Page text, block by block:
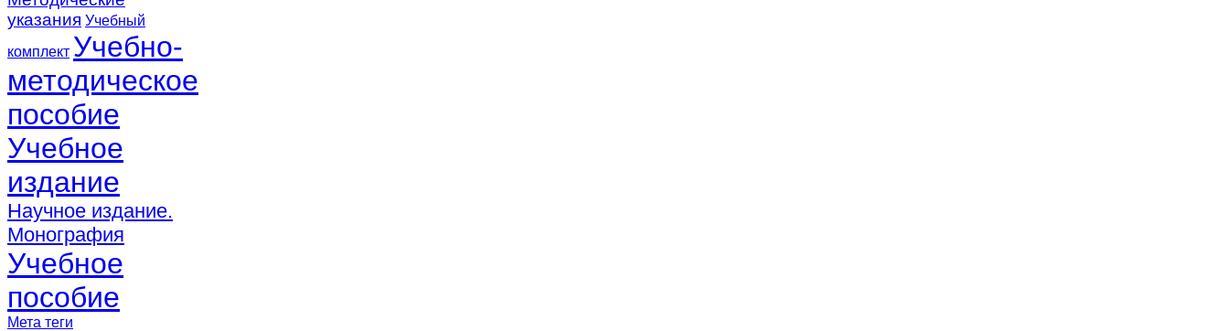
указания Учебный
комплект Учебно-
методическое
пособие
Учебное
издание
Научное издание.
Монография
Учебное
пособие
Мета теги